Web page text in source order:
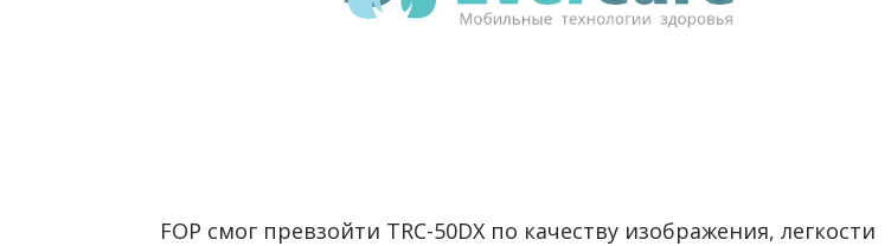
FOP смог превзойти TRC-50DX по качеству изображения, легкости